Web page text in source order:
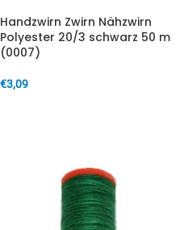
Handzwirn Zwirn Nähzwirn
Polyester 20/3 schwarz 50 m
(0007)
€3,09